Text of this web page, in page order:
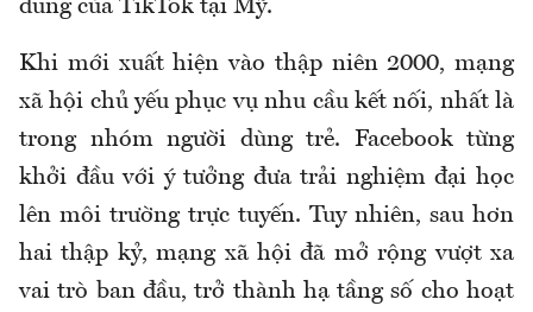
dung của TikTok tại Mỹ.
Khi mới xuất hiện vào thập niên 2000, mạng
xã hội chủ yếu phục vụ nhu cầu kết nối, nhất là
trong nhóm người dùng trẻ. Facebook từng
khởi đầu với ý tưởng đưa trải nghiệm đại học
lên môi trường trực tuyến. Tuy nhiên, sau hơn
hai thập kỷ, mạng xã hội đã mở rộng vượt xa
vai trò ban đầu, trở thành hạ tầng số cho hoạt